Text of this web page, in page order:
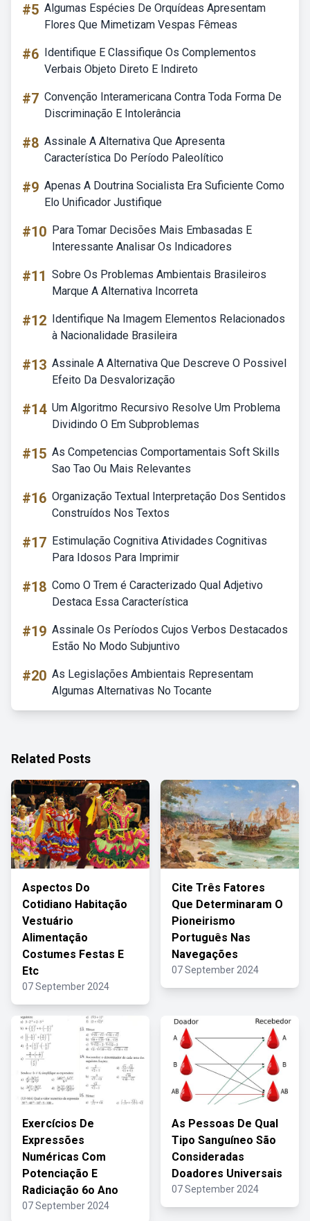
#5 Algumas Espécies De Orquídeas Apresentam
Flores Que Mimetizam Vespas Fêmeas
#6 Identifique E Classifique Os Complementos
Verbais Objeto Direto E Indireto
#7 Convenção Interamericana Contra Toda Forma De
Discriminação E Intolerância
#8 Assinale A Alternativa Que Apresenta
Característica Do Período Paleolítico
#9 Apenas A Doutrina Socialista Era Suficiente Como
Elo Unificador Justifique
#10 Para Tomar Decisões Mais Embasadas E
Interessante Analisar Os Indicadores
#11 Sobre Os Problemas Ambientais Brasileiros
Marque A Alternativa Incorreta
#12 Identifique Na Imagem Elementos Relacionados
à Nacionalidade Brasileira
#13 Assinale A Alternativa Que Descreve O Possivel
Efeito Da Desvalorização
#14 Um Algoritmo Recursivo Resolve Um Problema
Dividindo O Em Subproblemas
#15 As Competencias Comportamentais Soft Skills
Sao Tao Ou Mais Relevantes
#16 Organização Textual Interpretação Dos Sentidos
Construídos Nos Textos
#17 Estimulação Cognitiva Atividades Cognitivas
Para Idosos Para Imprimir
#18 Como O Trem é Caracterizado Qual Adjetivo
Destaca Essa Característica
#19 Assinale Os Períodos Cujos Verbos Destacados
Estão No Modo Subjuntivo
#20 As Legislações Ambientais Representam
Algumas Alternativas No Tocante
Related Posts
Aspectos Do
Cotidiano Habitação
Vestuário
Alimentação
Costumes Festas E
Etc
07 September 2024
Cite Três Fatores
Que Determinaram O
Pioneirismo
Português Nas
Navegações
07 September 2024
Exercícios De
Expressões
Numéricas Com
Potenciação E
Radiciação 6o Ano
07 September 2024
As Pessoas De Qual
Tipo Sanguíneo São
Consideradas
Doadores Universais
07 September 2024